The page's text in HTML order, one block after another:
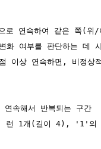
연속하여 같은 쪽(위
여부를 판단하는 데
이상 연속하면, 비정상
연속해서 반복되는 구간
1개(길이 4), '1'의